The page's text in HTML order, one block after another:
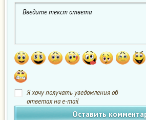
Я хочу получать уведомления об
ответах на e-mail